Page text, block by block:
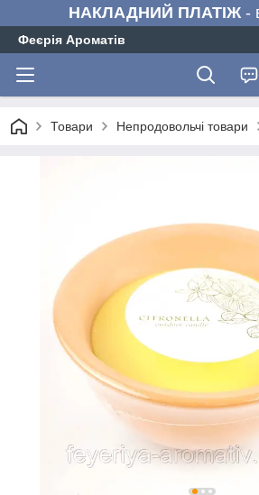
НАКЛАДНИЙ ПЛАТІЖ-
Феєрія Ароматів
Товари Непродовольчі товари